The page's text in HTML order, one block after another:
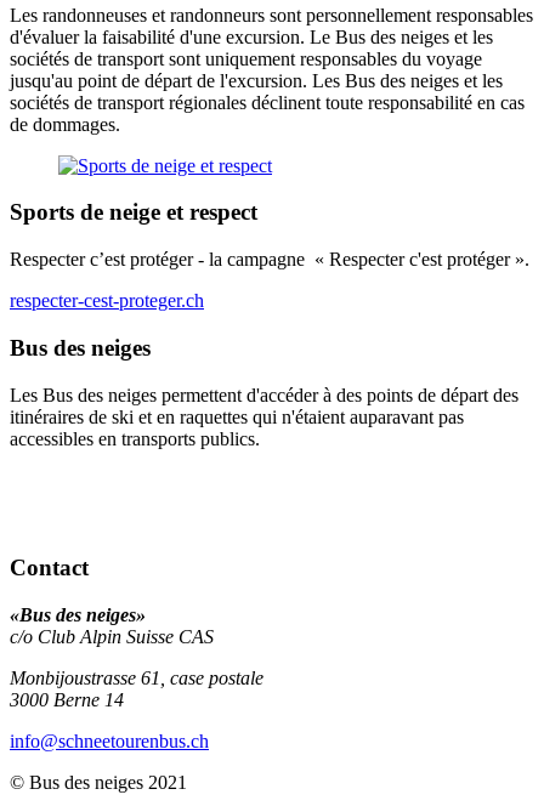
Les randonneuses et randonneurs sont personnellement responsables
d'évaluer la faisabilité d'une excursion. Le Bus des neiges et les
sociétés de transport sont uniquement responsables du voyage
jusqu'au point de départ de l'excursion. Les Bus des neiges et les
sociétés de transport régionales déclinent toute responsabilité en cas
de dommages.
Sports de neige et respect
Respecter c’est protéger - la campagne « Respecter c'est protéger ».
respecter-cest-proteger.ch
Bus des neiges
Les Bus des neiges permettent d'accéder à des points de départ des
itinéraires de ski et en raquettes qui n'étaient auparavant pas
accessibles en transports publics.
Contact
«Bus des neiges»
c/o Club Alpin Suisse CAS
Monbijoustrasse 61, case postale
3000 Berne 14
info@schneetourenbus.ch
© Bus des neiges 2021